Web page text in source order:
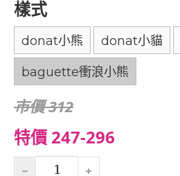
樣式
donat小熊 donat小貓
baguette衝浪小熊
市價 312
特價 247-296